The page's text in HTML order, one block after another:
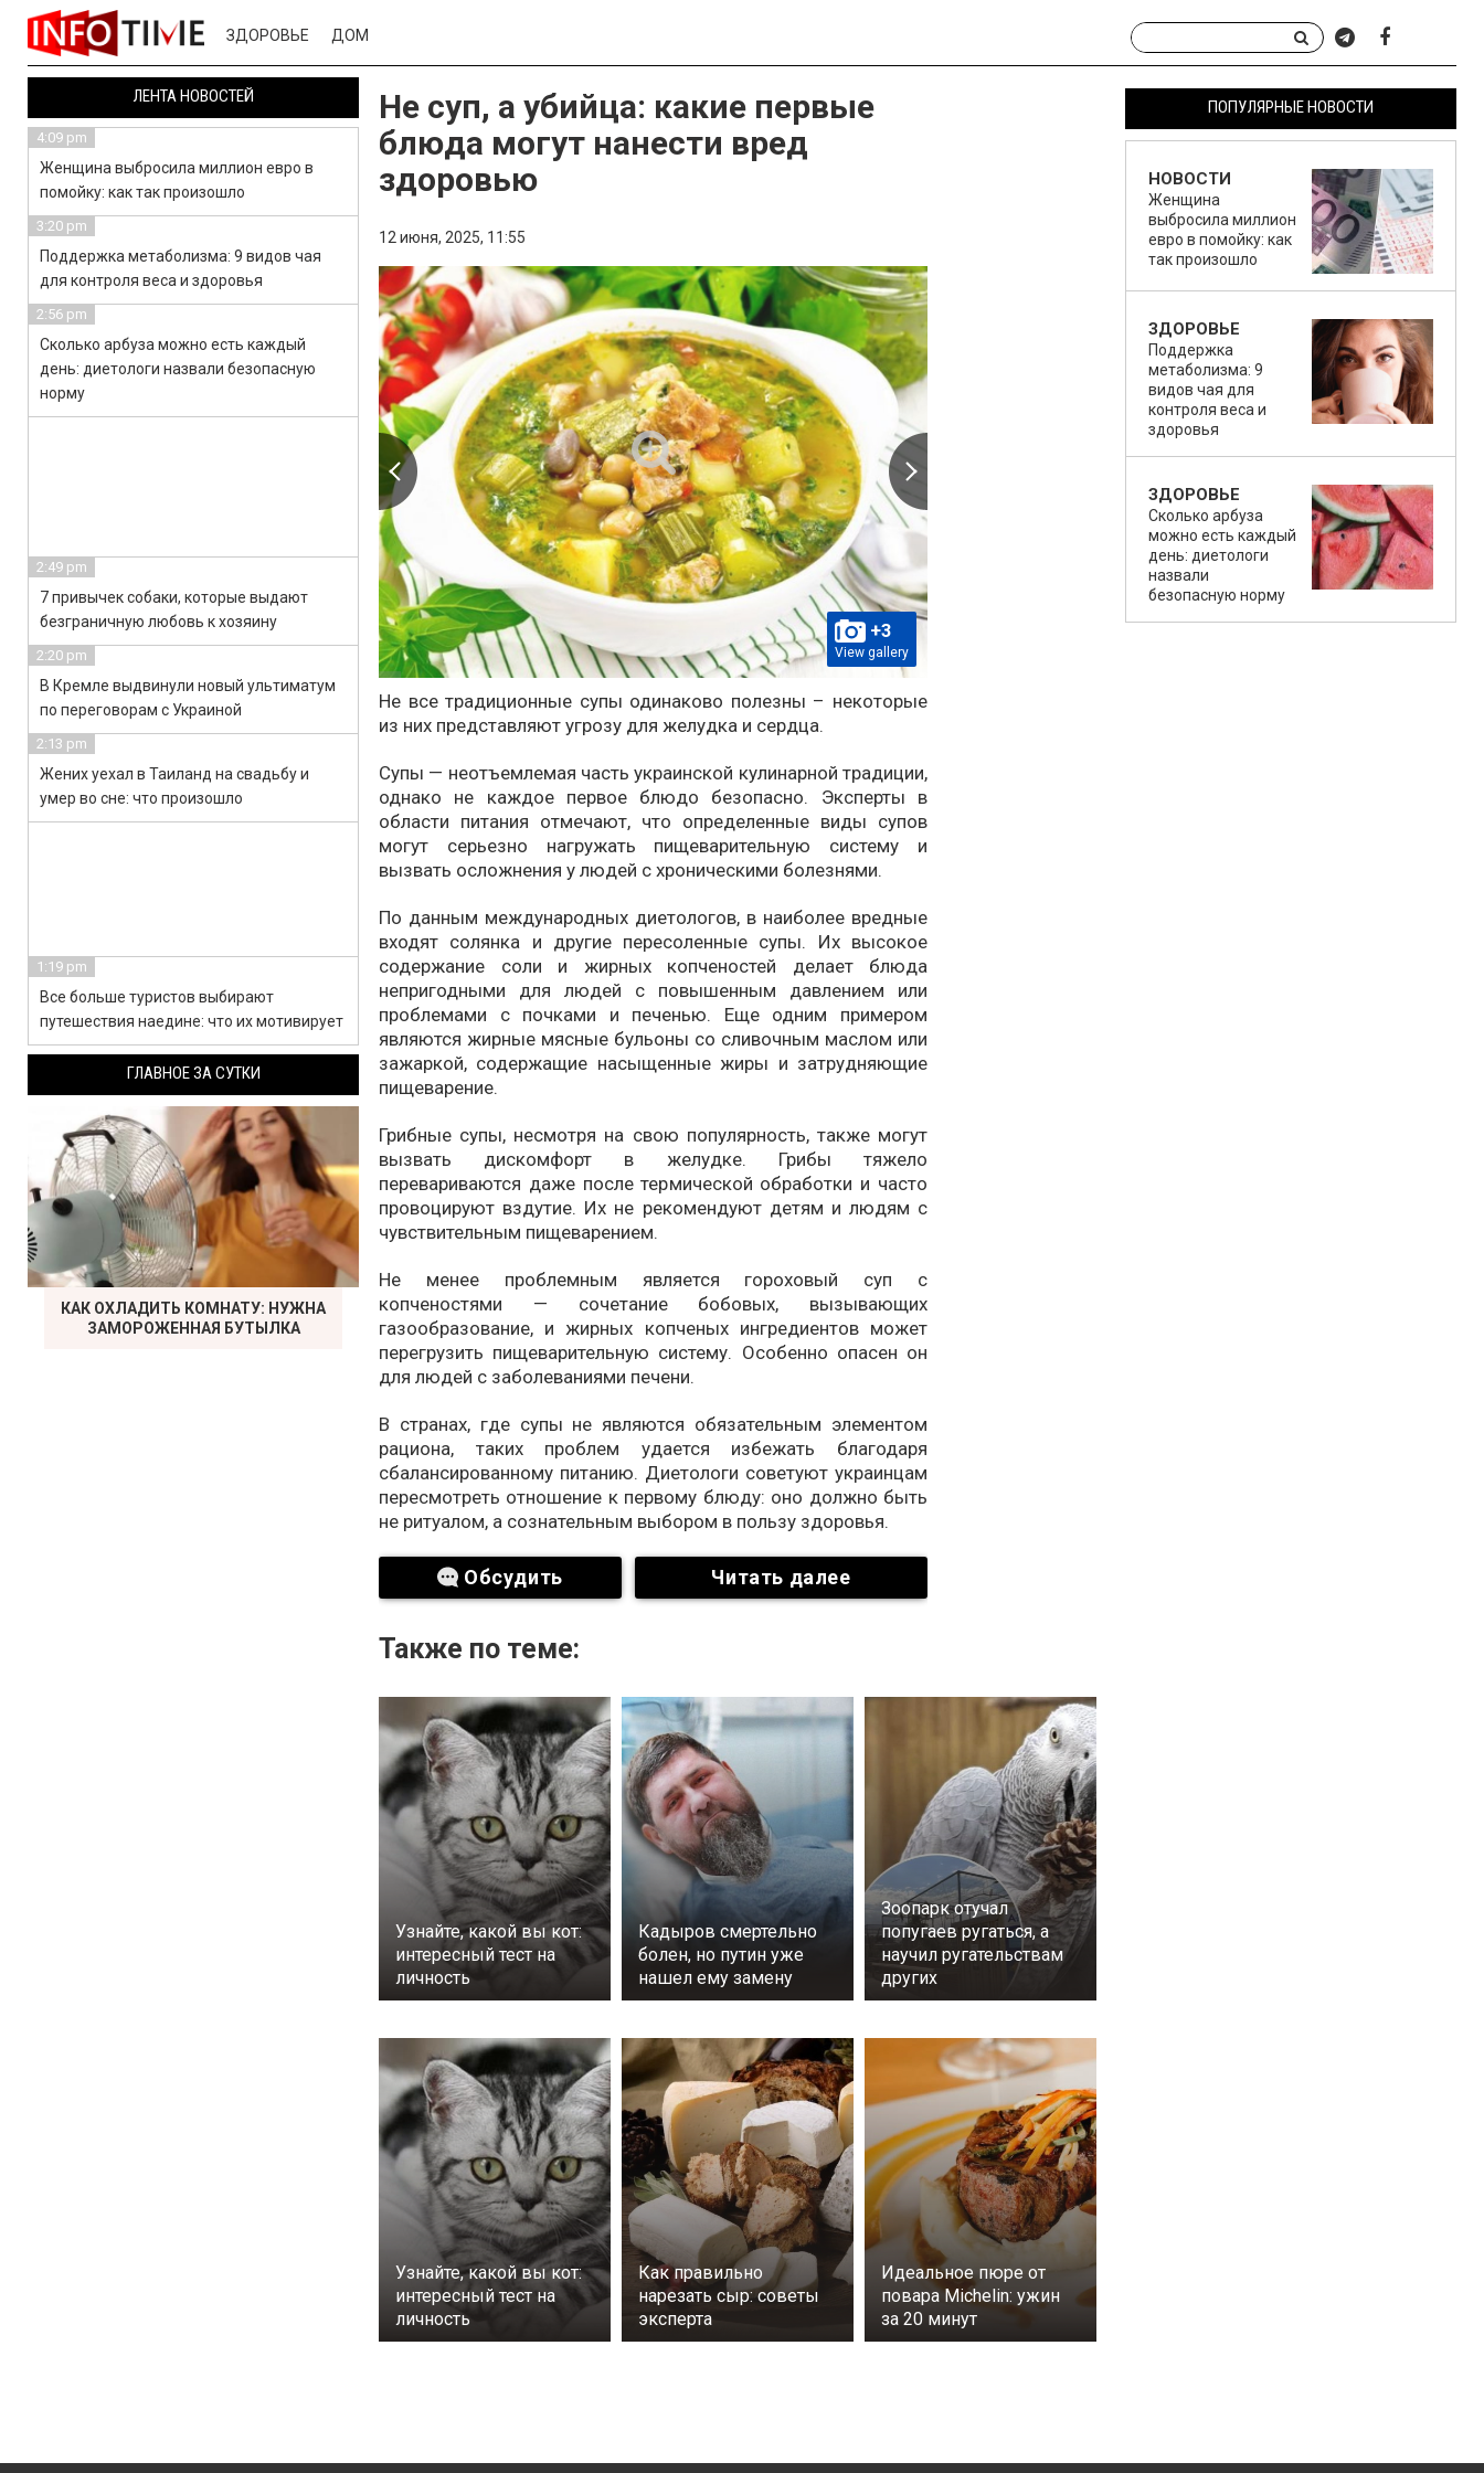
ЗДОРОВЬЕ ДОМ
Не суп, а убийца: какие первые
блюда могут нанести вред
здоровью
12 июня, 2025, 11:55
+3
View gallery
Не все традиционные супы одинаково полезны – некоторые
из них представляют угрозу для желудка и сердца.
Супы — неотъемлемая часть украинской кулинарной традиции,
однако не каждое первое блюдо безопасно. Эксперты в
области питания отмечают, что определенные виды супов
могут серьезно нагружать пищеварительную систему и
вызвать осложнения у людей с хроническими болезнями.
По данным международных диетологов, в наиболее вредные
входят солянка и другие пересоленные супы. Их высокое
содержание соли и жирных копченостей делает блюда
непригодными для людей с повышенным давлением или
проблемами с почками и печенью. Еще одним примером
являются жирные мясные бульоны со сливочным маслом или
зажаркой, содержащие насыщенные жиры и затрудняющие
пищеварение.
Грибные супы, несмотря на свою популярность, также могут
вызвать дискомфорт в желудке. Грибы тяжело
перевариваются даже после термической обработки и часто
провоцируют вздутие. Их не рекомендуют детям и людям с
чувствительным пищеварением.
Не менее проблемным является гороховый суп с
копченостями — сочетание бобовых, вызывающих
газообразование, и жирных копченых ингредиентов может
перегрузить пищеварительную систему. Особенно опасен он
для людей с заболеваниями печени.
В странах, где супы не являются обязательным элементом
рациона, таких проблем удается избежать благодаря
сбалансированному питанию. Диетологи советуют украинцам
пересмотреть отношение к первому блюду: оно должно быть
не ритуалом, а сознательным выбором в пользу здоровья.
Обсудить Читать далее
Также по теме:
Узнайте, какой вы кот:
интересный тест на
личность
Кадыров смертельно
болен, но путин уже
нашел ему замену
Зоопарк отучал
попугаев ругаться, а
научил ругательствам
других
Узнайте, какой вы кот:
интересный тест на
личность
Как правильно
нарезать сыр: советы
эксперта
Идеальное пюре от
повара Michelin: ужин
за 20 минут
ПОПУЛЯРНЫЕ НОВОСТИ
НОВОСТИ
Женщина
выбросила миллион
евро в помойку: как
так произошло
ЗДОРОВЬЕ
Поддержка
метаболизма: 9
видов чая для
контроля веса и
здоровья
ЗДОРОВЬЕ
Сколько арбуза
можно есть каждый
день: диетологи
назвали
безопасную норму
ЛЕНТА НОВОСТЕЙ
4:09 pm
Женщина выбросила миллион евро в
помойку: как так произошло
3:20 pm
Поддержка метаболизма: 9 видов чая
для контроля веса и здоровья
2:56 pm
Сколько арбуза можно есть каждый
день: диетологи назвали безопасную
норму
2:49 pm
7 привычек собаки, которые выдают
безграничную любовь к хозяину
2:20 pm
В Кремле выдвинули новый ультиматум
по переговорам с Украиной
2:13 pm
Жених уехал в Таиланд на свадьбу и
умер во сне: что произошло
1:19 pm
Все больше туристов выбирают
путешествия наедине: что их мотивирует
ГЛАВНОЕ ЗА СУТКИ
КАК ОХЛАДИТЬ КОМНАТУ: НУЖНА
ЗАМОРОЖЕННАЯ БУТЫЛКА